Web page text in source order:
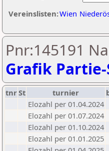
Vereinslisten:Wien
Pnr:145191
Grafik
tnrSt turnier
Elozahl per 01.04.2024
Elozahl per 01.07.2024
Elozahl per 01.10.2024
Elozahl per 01.01.2025